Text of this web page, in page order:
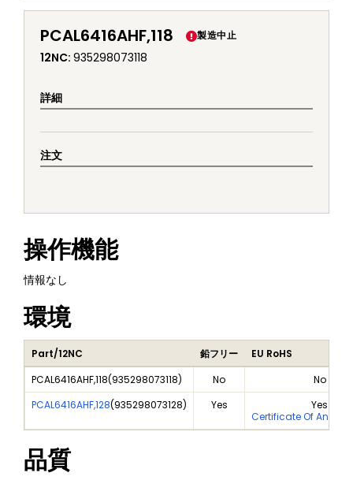
PCAL6416AHF,118 製造中止
12NC: 935298073118
詳細
注文
操作機能
情報なし
環境
Part/12NC 鉛フリー
EU RoHS
PCAL6416AHF,118(935298073118) No
No
PCAL6416AHF,128(935298073128) Yes
Yes
Certificate Of
品質